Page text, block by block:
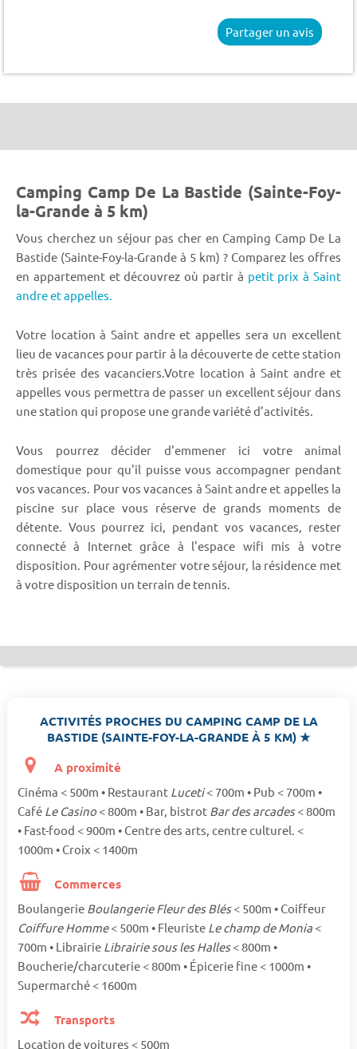
Partager un avis
Camping Camp De La Bastide (Sainte-Foy-
la-Grande à 5 km)
Vous cherchez un séjour pas cher en Camping Camp De La
Bastide (Sainte-Foy-la-Grande à 5 km) ? Comparez les offres
en appartement et découvrez où partir à petit prix à Saint
andre et appelles.
Votre location à Saint andre et appelles sera un excellent
lieu de vacances pour partir à la découverte de cette station
très prisée des vacanciers.Votre location à Saint andre et
appelles vous permettra de passer un excellent séjour dans
une station qui propose une grande variété d’activités.
Vous pourrez décider d'emmener ici votre animal
domestique pour qu'il puisse vous accompagner pendant
vos vacances. Pour vos vacances à Saint andre et appelles la
piscine sur place vous réserve de grands moments de
détente. Vous pourrez ici, pendant vos vacances, rester
connecté à Internet grâce à l'espace wifi mis à votre
disposition. Pour agrémenter votre séjour, la résidence met
à votre disposition un terrain de tennis.
ACTIVITÉS PROCHES DU CAMPING CAMP DE LA
BASTIDE (SAINTE-FOY-LA-GRANDE À 5 KM) ★
A proximité
Cinéma < 500m • Restaurant Luceti< 700m • Pub < 700m •
Café Le Casino< 800m • Bar, bistrot Bar des arcades< 800m
• Fast-food < 900m • Centre des arts, centre culturel. <
1000m • Croix < 1400m
Commerces
Boulangerie Boulangerie Fleur des Blés< 500m • Coiffeur
Coiffure Homme< 500m • Fleuriste Le champ de Monia <
700m • Librairie Librairie sous les Halles< 800m •
Boucherie/charcuterie < 800m • Épicerie fine < 1000m •
Supermarché < 1600m
Transports
Location de voitures < 500m